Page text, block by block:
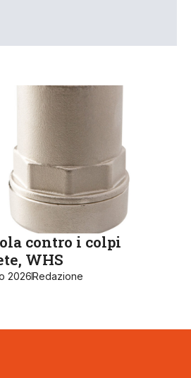
contro i colpi
WHS
2026Redazione